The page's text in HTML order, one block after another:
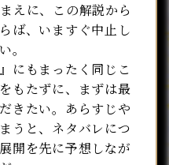
えに、この解説から
ば、いますぐ中止し
。
にもまったく同じこ
もたずに、まずは最
きたい。あらすじや
うと、ネタバレにつ
開を先に予想しなが